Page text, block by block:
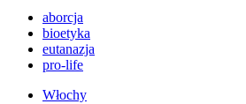
aborcja
bioetyka
eutanazja
pro-life
Włochy